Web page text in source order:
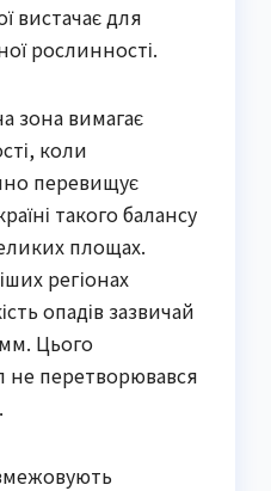
вистачає для
рослинності.
зона вимагає
коли
перевищує
такого балансу
площах.
регіонах
опадів зазвичай
Цього
не перетворювався